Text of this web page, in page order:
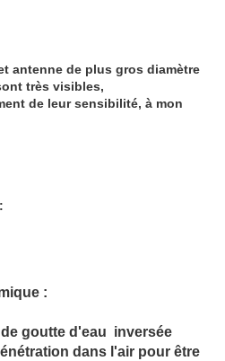
antenne de plus gros diamètre
très visibles,
de leur sensibilité, à mon
:
goutte d'eau inversée
dans l'air pour être